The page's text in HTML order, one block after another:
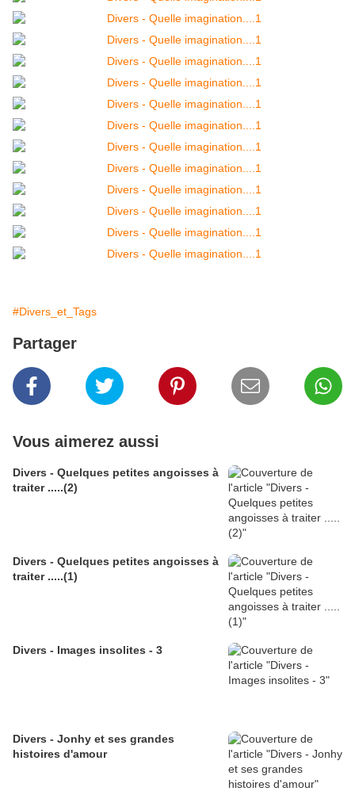
#Divers_et_Tags
Partager
Vous aimerez aussi
Divers - Quelques petites angoisses à
traiter .....(2)
Divers - Quelques petites angoisses à
traiter .....(1)
Divers - Images insolites - 3
Divers - Jonhy et ses grandes
histoires d'amour